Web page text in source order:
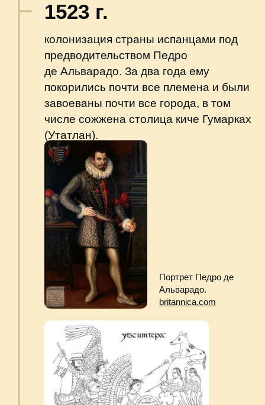
века (репродукция 1892 года), на которой
Итцумптепека (Эскуинтла, Гватемала).
wikipedia.org
1564 г.
создание генерал-капитанства
Гватемала.
Карта Гватемалы, 1826 год.
commons.wikimedia.org
XVI в.
создание плантаций и начало добычи
золота и серебра.